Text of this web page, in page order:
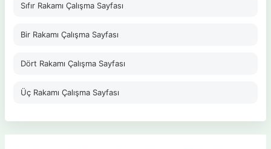
Sıfır Rakamı Çalışma Sayfası
Bir Rakamı Çalışma Sayfası
Dört Rakamı Çalışma Sayfası
Üç Rakamı Çalışma Sayfası